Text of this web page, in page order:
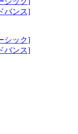
バンス]
シック]
バンス]